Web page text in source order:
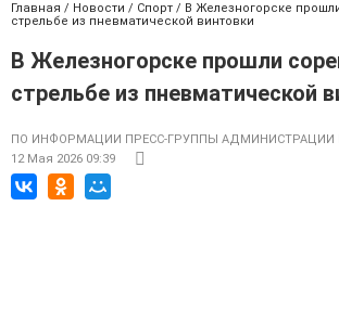
Главная / Новости / Спорт / В Железногорске
стрельбе из пневматической винтовки
В Железногорске прошли
стрельбе из пневматической
ПО ИНФОРМАЦИИ ПРЕСС-ГРУППЫ АДМИНИСТРАЦИИ
12 Мая 2026 09:39